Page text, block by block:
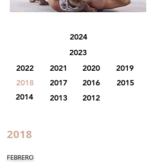
2024
2023
2022
2021 2020
2019
2018
2017 2016
2015
2014
2013 2012
2018
FEBRERO